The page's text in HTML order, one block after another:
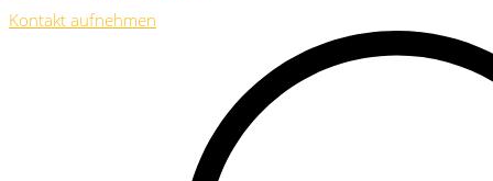
Kontakt aufnehmen